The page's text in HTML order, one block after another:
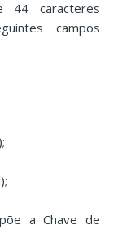
44 caracteres
campos
a Chave de